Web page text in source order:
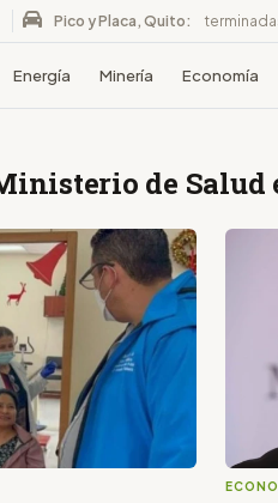
Pico y Placa, Quito:
Energía Minería Economía
de Salud